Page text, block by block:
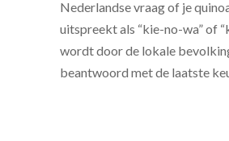
Nederlandse vraag of je
uitspreekt als “kie-no-wa” of
wordt door de lokale
beantwoord met de laatste